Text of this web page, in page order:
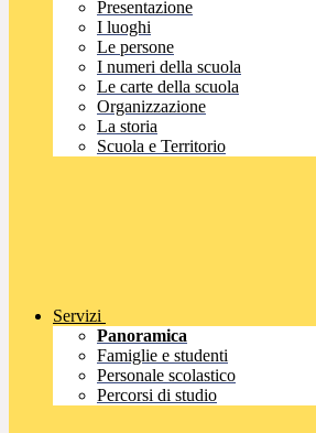
Presentazione
I luoghi
Le persone
I numeri della scuola
Le carte della scuola
Organizzazione
La storia
Scuola e Territorio
Servizi
Panoramica
Famiglie e studenti
Personale scolastico
Percorsi di studio